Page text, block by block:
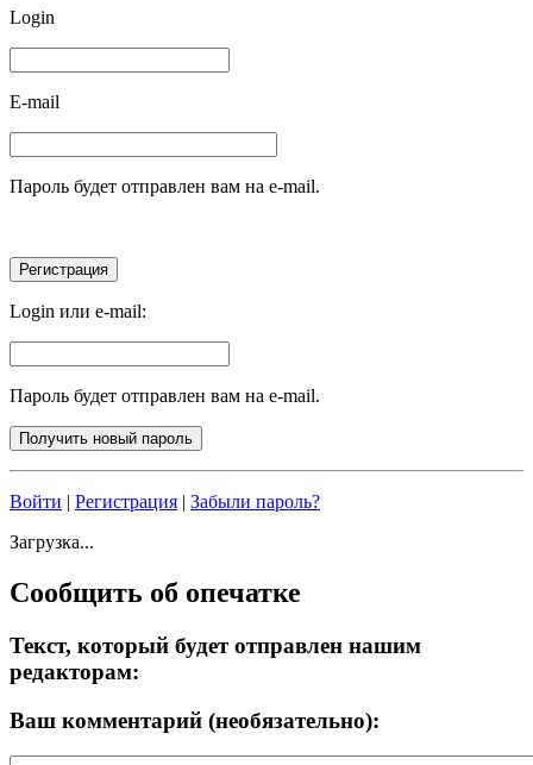
Login
E-mail
Пароль будет отправлен вам на e-mail.
Login или e-mail:
Пароль будет отправлен вам на e-mail.
Войти | Регистрация | Забыли пароль?
Загрузка...
Сообщить об опечатке
Текст, который будет отправлен нашим
редакторам:
Ваш комментарий (необязательно):